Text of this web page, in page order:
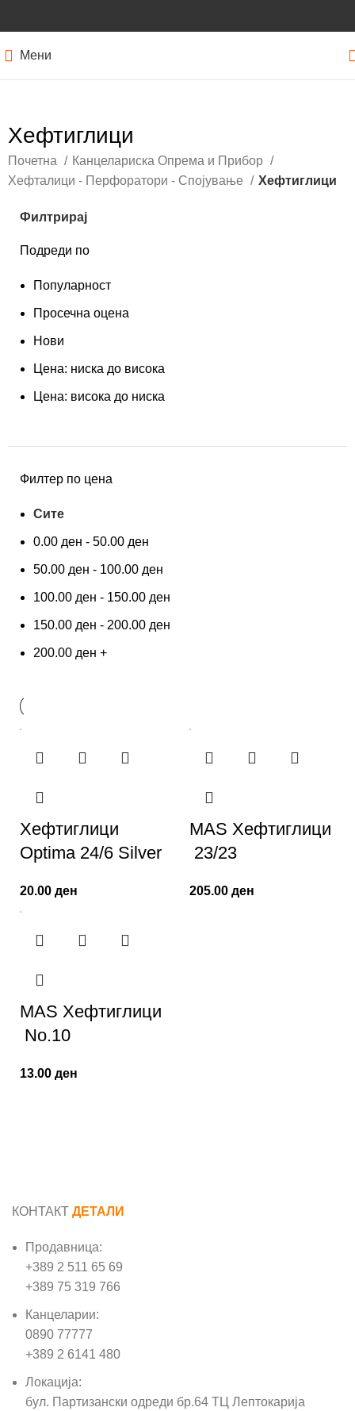
Мени
Хефтиглици
Почетна
Канцелариска Опрема и Прибор
Хефталици - Перфоратори - Спојување
Хефтиглици
Филтрирај
Подреди по
Популарност
Просечна оцена
Нови
Цена: ниска до висока
Цена: висока до ниска
Филтер по цена
Сите
0.00 ден - 50.00 ден
50.00 ден - 100.00 ден
100.00 ден - 150.00 ден
150.00 ден - 200.00 ден
200.00 ден +
Хефтиглици
Optima 24/6 Silver
20.00 ден
MAS Хефтиглици
23/23
205.00 ден
MAS Хефтиглици
No.10
13.00 ден
КОНТАКТ ДЕТАЛИ
Продавница:
+389 2 511 65 69
+389 75 319 766
Канцеларии:
0890 77777
+389 2 6141 480
Локација:
бул. Партизански одреди бр.64 ТЦ Лептокарија